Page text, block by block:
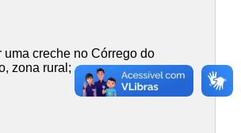
uma creche no Córrego do
zona rural;